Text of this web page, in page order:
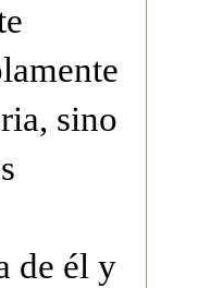
sino
de él y